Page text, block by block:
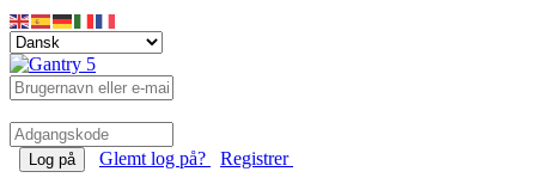
Log på Glemt log på? Registrer